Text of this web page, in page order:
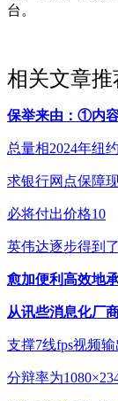
台。
相关文章推
保举来由：①内
总量相2024年纽
求银行网点保障
必将付出价格10
英伟达逐步得到
愈加便利高效地
从讯些消息化厂
支撑7线fps视频
分辩率为